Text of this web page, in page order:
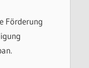
Förderung